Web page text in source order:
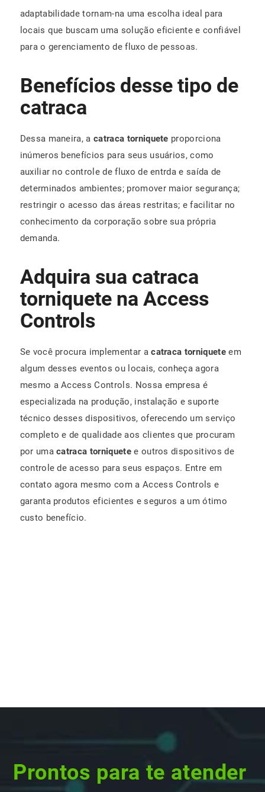
adaptabilidade tornam-na uma escolha ideal para
locais que buscam uma solução eficiente e confiável
para o gerenciamento de fluxo de pessoas.
Benefícios desse tipo de
catraca
Dessa maneira, acatraca torniquete proporciona
inúmeros benefícios para seus usuários, como
auxiliar no controle de fluxo de entrda e saída de
determinados ambientes; promover maior segurança;
restringir o acesso das áreas restritas; e facilitar no
conhecimento da corporação sobre sua própria
demanda.
Adquira sua catraca
torniquete na Access
Controls
Se você procura implementar acatraca torniqueteem
algum desses eventos ou locais, conheça agora
mesmo a Access Controls. Nossa empresa é
especializada na produção, instalação e suporte
técnico desses dispositivos, oferecendo um serviço
completo e de qualidade aos clientes que procuram
por umacatraca torniquetee outros dispositivos de
controle de acesso para seus espaços. Entre em
contato agora mesmo com a Access Controls e
garanta produtos eficientes e seguros a um ótimo
custo benefício.
Prontos para te atender